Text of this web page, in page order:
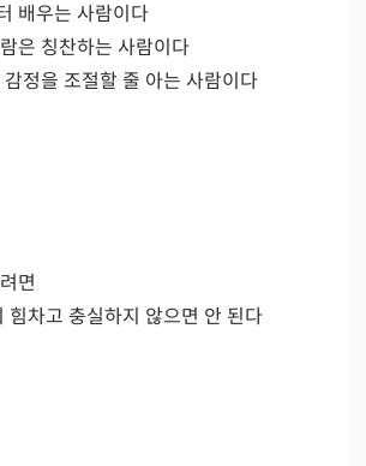
배우는 사람이다
은 칭찬하는 사람이다
정을 조절할 줄 아는 사람이다
면
힘차고 충실하지 않으면 안 된다